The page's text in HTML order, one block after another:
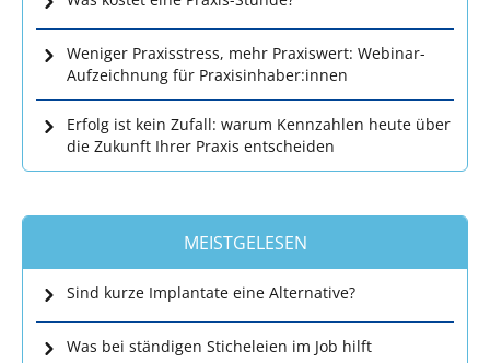
Weniger Praxisstress, mehr Praxiswert: Webinar-
Aufzeichnung für Praxisinhaber:innen
Erfolg ist kein Zufall: warum Kennzahlen heute über
die Zukunft Ihrer Praxis entscheiden
MEISTGELESEN
Sind kurze Implantate eine Alternative?
Was bei ständigen Sticheleien im Job hilft